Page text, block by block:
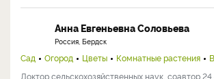
Анна Евгеньевна Соловьева
Россия, Бердск
Сад Огород Цветы Комнатные растения
Доктор сельскохозяйственных наук, соавтор